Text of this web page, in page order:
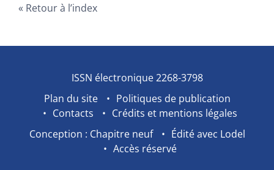
Retour à l’index
ISSN électronique 2268-3798
Plan du site
Politiques de publication
Contacts
Crédits et mentions légales
Conception : Chapitre neuf
Édité avec Lodel
Accès réservé